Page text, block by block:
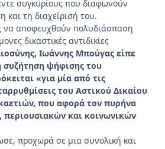
συγκυρίους που διαφωνούν
και τη διαχείρισή του.
να αποφευχθούν πολυδιάσπαση
δικαστικές αντιδικίες
Ιωάννης Μπούγας είπε
συζήτηση ψήφισης του
«για μία από τις
του Αστικού Δικαίου
που αφορά τον πυρήνα
περιουσιακών και κοινωνικών
προχωρά σε μια συνολική και